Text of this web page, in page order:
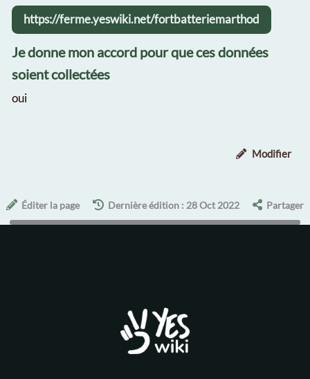
https://ferme.yeswiki.net/fortbatteriemarthod
Je donne mon accord pour que ces données
soient collectées
oui
Modifier
Éditer la page Dernière édition : 28 Oct 2022 Partager